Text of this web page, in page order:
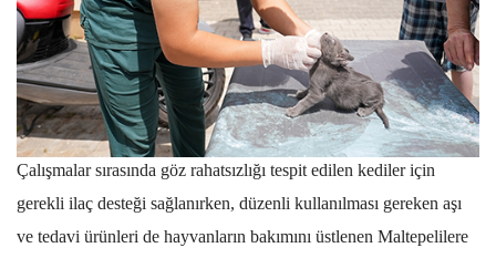
Çalışmalar sırasında göz rahatsızlığı tespit edilen kediler için
gerekli ilaç desteği sağlanırken, düzenli kullanılması gereken aşı
ve tedavi ürünleri de hayvanların bakımını üstlenen Maltepelilere